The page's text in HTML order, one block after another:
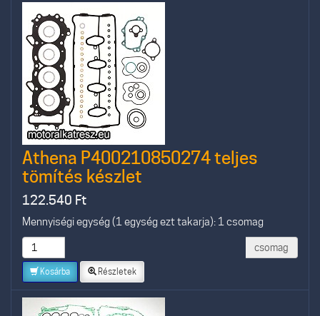
Athena P400210850274 teljes
tömítés készlet
122.540 Ft
Mennyiségi egység (1 egység ezt takarja): 1 csomag
csomag
Kosárba Részletek